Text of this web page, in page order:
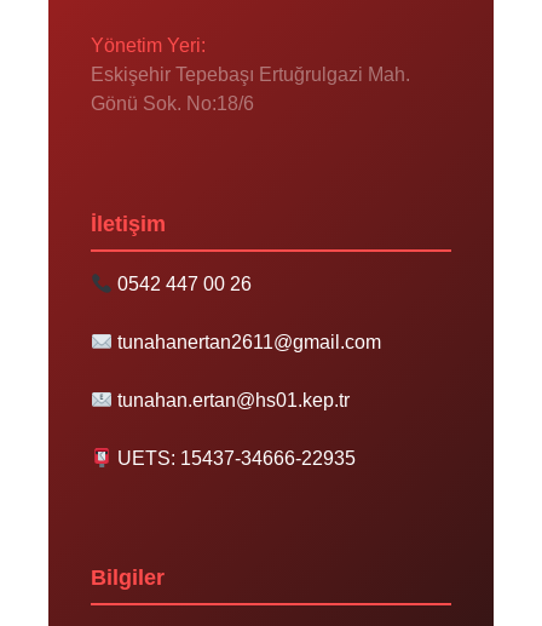
Yönetim Yeri:
Eskişehir Tepebaşı Ertuğrulgazi Mah.
Gönü Sok. No:18/6
İletişim
0542 447 00 26
tunahanertan2611@gmail.com
tunahan.ertan@hs01.kep.tr
UETS: 15437-34666-22935
Bilgiler